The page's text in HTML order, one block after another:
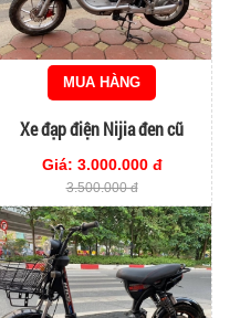
MUA HÀNG
Xe đạp điện Nijia đen cũ
Giá: 3.000.000 đ
3.500.000 đ